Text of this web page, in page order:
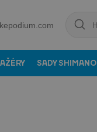
SADY SHIMANO